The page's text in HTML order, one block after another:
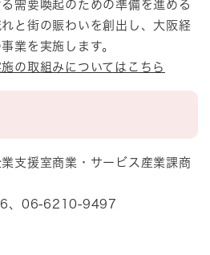
需要喚起のための準備を進める
と街の賑わいを創出し、大阪経
業を実施します。
の取組みについてはこちら
支援室商業・サービス産業課商
、06-6210-9497